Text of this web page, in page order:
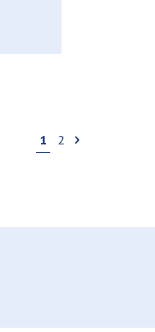
1 2